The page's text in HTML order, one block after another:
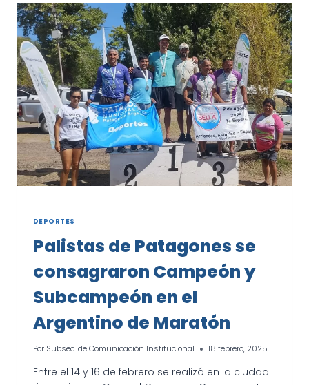
UN
AÑO
DE
GRAN
ACTIVIDAD
DEPORTES
Palistas de Patagones se
consagraron Campeón y
Subcampeón en el
Argentino de Maratón
Por Subsec. de Comunicación Institucional 18 febrero, 2025
Entre el 14 y 16 de febrero se realizó en la ciudad